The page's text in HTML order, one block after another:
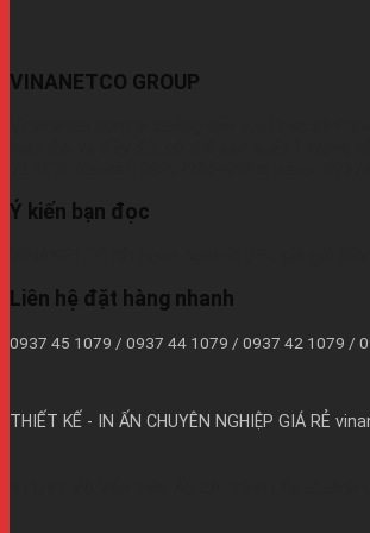
VINANETCO GROUP
Ý kiến bạn đọc
Liên hệ đặt hàng nhanh
0937 45 1079 / 0937 44 1079 / 0937 42 1079 /
THIẾT KẾ - IN ẤN CHUYÊN NGHIỆP GIÁ RẺ